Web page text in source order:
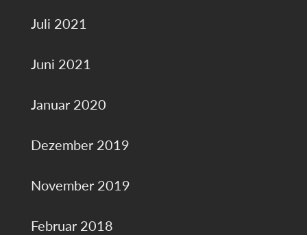
Juli 2021
Juni 2021
Januar 2020
Dezember 2019
November 2019
Februar 2018